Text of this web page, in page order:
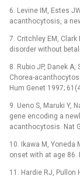
6. Levine IM, Estes
acanthocytosis, a
7. Critchley EM,
disorder without
8. Rubio JP, Danek
Chorea-
Hum Genet 1997;
9. Ueno S, Maruki Y,
gene encoding a
acanthocytosis. Nat
10. Ikawa M,
onset with at age 86.
11. Hardie RJ, Pullon